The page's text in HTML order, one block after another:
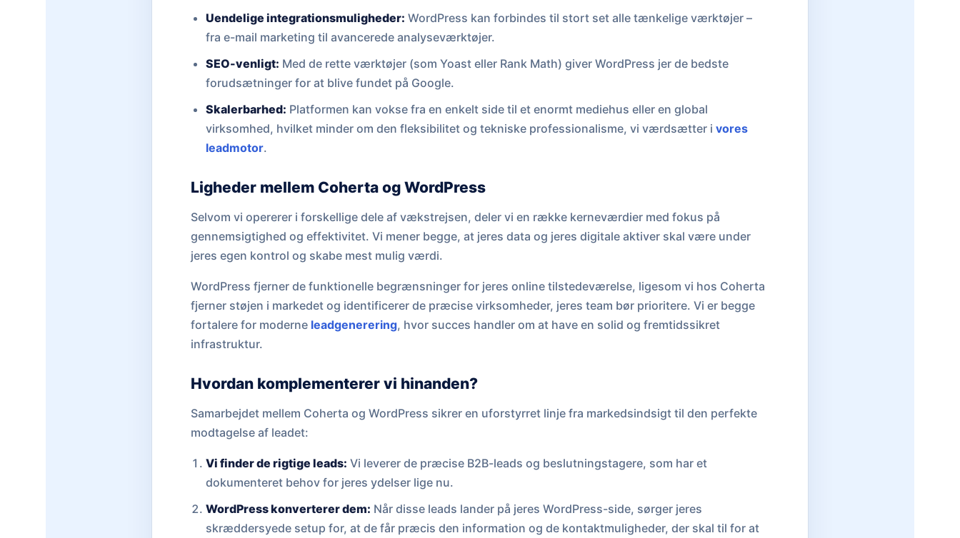
Uendelige integrationsmuligheder: WordPress kan forbindes til stort set alle tænkelige værktøjer –
fra e-mail marketing til avancerede analyseværktøjer.
SEO-venligt: Med de rette værktøjer (som Yoast eller Rank Math) giver WordPress jer de bedste
forudsætninger for at blive fundet på Google.
Skalerbarhed: Platformen kan vokse fra en enkelt side til et enormt mediehus eller en global
virksomhed, hvilket minder om den fleksibilitet og tekniske professionalisme, vi værdsætter ivores
leadmotor.
Ligheder mellem Coherta og WordPress
Selvom vi opererer i forskellige dele af vækstrejsen, deler vi en række kerneværdier med fokus på
gennemsigtighed og effektivitet. Vi mener begge, at jeres data og jeres digitale aktiver skal være under
jeres egen kontrol og skabe mest mulig værdi.
WordPress fjerner de funktionelle begrænsninger for jeres online tilstedeværelse, ligesom vi hos Coherta
fjerner støjen i markedet og identificerer de præcise virksomheder, jeres team bør prioritere. Vi er begge
fortalere for moderne leadgenerering, hvor succes handler om at have en solid og fremtidssikret
infrastruktur.
Hvordan komplementerer vi hinanden?
Samarbejdet mellem Coherta og WordPress sikrer en uforstyrret linje fra markedsindsigt til den perfekte
modtagelse af leadet:
Vi finder de rigtige leads: Vi leverer de præcise B2B-leads og beslutningstagere, som har et
dokumenteret behov for jeres ydelser lige nu.
WordPress konverterer dem: Når disse leads lander på jeres WordPress-side, sørger jeres
skræddersyede setup for, at de får præcis den information og de kontaktmuligheder, der skal til for at